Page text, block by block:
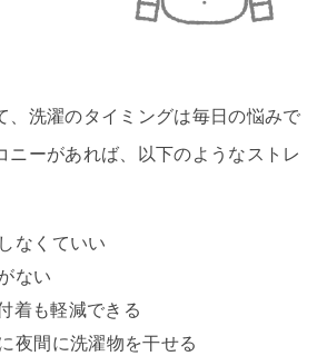
、洗濯のタイミングは毎日の悩みで
ニーがあれば、以下のようなストレ
なくていい
ない
着も軽減できる
夜間に洗濯物を干せる